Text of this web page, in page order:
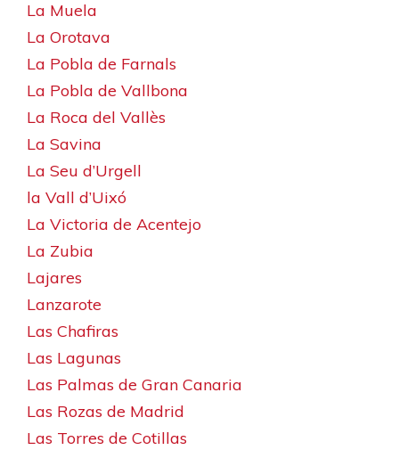
La Muela
La Orotava
La Pobla de Farnals
La Pobla de Vallbona
La Roca del Vallès
La Savina
La Seu d’Urgell
la Vall d’Uixó
La Victoria de Acentejo
La Zubia
Lajares
Lanzarote
Las Chafiras
Las Lagunas
Las Palmas de Gran Canaria
Las Rozas de Madrid
Las Torres de Cotillas